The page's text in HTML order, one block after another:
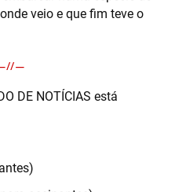
veio e que fim teve o
DE NOTÍCIAS está